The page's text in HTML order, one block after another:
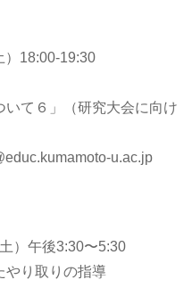
18:00-19:30
て６」（研究大会に向け
u.ac.jp
）午後3:30〜5:30
り取りの指導